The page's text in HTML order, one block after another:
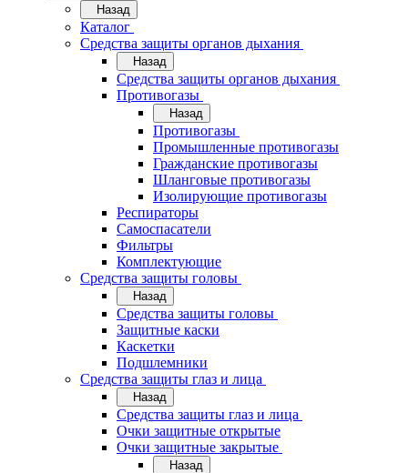
Назад
Каталог
Средства защиты органов дыхания
Назад
Средства защиты органов дыхания
Противогазы
Назад
Противогазы
Промышленные противогазы
Гражданские противогазы
Шланговые противогазы
Изолирующие противогазы
Респираторы
Самоспасатели
Фильтры
Комплектующие
Средства защиты головы
Назад
Средства защиты головы
Защитные каски
Каскетки
Подшлемники
Средства защиты глаз и лица
Назад
Средства защиты глаз и лица
Очки защитные открытые
Очки защитные закрытые
Назад